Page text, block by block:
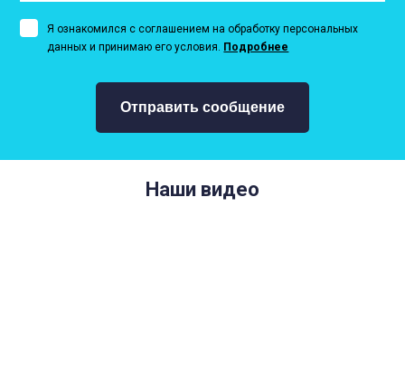
Я ознакомился с соглашением на обработку персональных
данных и принимаю его условия. Подробнее
Отправить сообщение
Наши видео